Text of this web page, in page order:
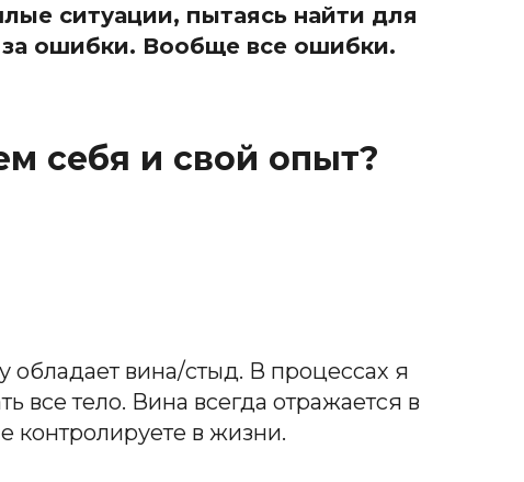
ситуации, пытаясь найти для
ошибки. Вообще все ошибки.
себя и свой опыт?
обладает вина/стыд. В процессах я
все тело. Вина всегда отражается в
контролируете в жизни.